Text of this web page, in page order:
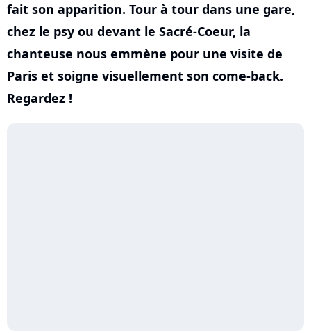
fait son apparition. Tour à tour dans une gare,
chez le psy ou devant le Sacré-Coeur, la
chanteuse nous emmène pour une visite de
Paris et soigne visuellement son come-back.
Regardez !